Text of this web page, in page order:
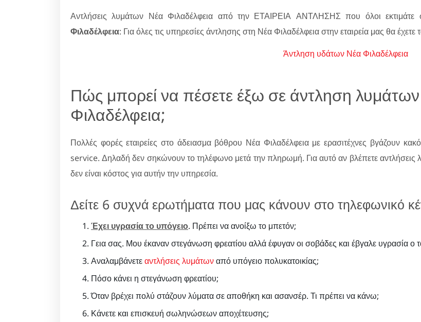
Αντλήσεις λυμάτων Νέα Φιλαδέλφεια από την ΕΤΑΙΡΕΙΑ ΑΝΤΛΗΣΗΣ που όλοι εκτιμάτε
Φιλαδέλφεια: Για όλες τις υπηρεσίες άντλησης στη Νέα Φιλαδέλφεια στην εταιρεία μας θα
Άντληση υδάτων Νέα Φιλαδέλφεια
Πώς μπορεί να πέσετε έξω σε άντληση
Φιλαδέλφεια;
Πολλές φορές εταιρείες στο άδειασμα βόθρου Νέα Φιλαδέλφεια με ερασιτέχνες βγάζουν
service. Δηλαδή δεν σηκώνουν το τηλέφωνο μετά την πληρωμή. Για αυτό αν βλέπετε
δεν είναι κόστος για αυτήν την υπηρεσία.
Δείτε 6 συχνά ερωτήματα που μας κάνουν στο τηλεφωνικό
Έχει υγρασία το υπόγειο. Πρέπει να ανοίξω το μπετόν;
Γεια σας. Μου έκαναν στεγάνωση φρεατίου αλλά έφυγαν οι σοβάδες και έβγαλε υγρασία ο
Αναλαμβάνετεαντλήσεις λυμάτωναπό υπόγειο πολυκατοικίας;
Πόσο κάνει η στεγάνωση φρεατίου;
Όταν βρέχει πολύ στάζουν λύματα σε αποθήκη και ασανσέρ. Τι πρέπει να κάνω;
Κάνετε και επισκευή σωληνώσεων αποχέτευσης;